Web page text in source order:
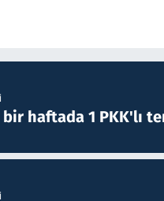
bir haftada 1 PKK'lı